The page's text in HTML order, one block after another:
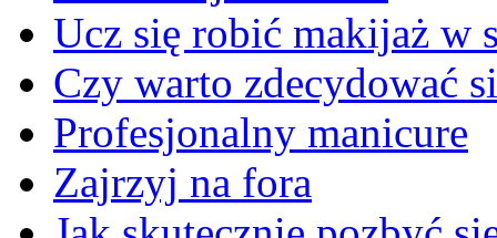
Ucz się robić makijaż w
Czy warto zdecydować
Profesjonalny manicure
Zajrzyj na fora